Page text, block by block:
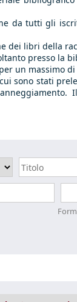
da tutti gli
libri della
presso la
un massimo
sono stati
Data